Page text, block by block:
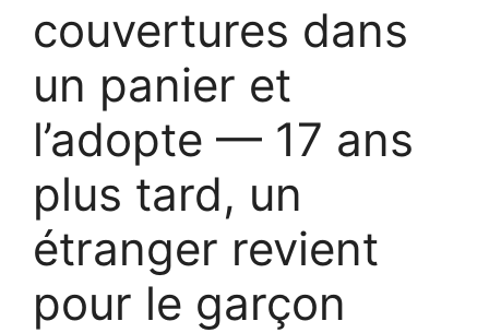
couvertures dans
un panier et
l’adopte — 17 ans
plus tard, un
étranger revient
pour le garçon